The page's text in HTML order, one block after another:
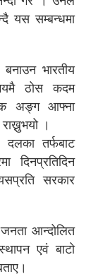
यस सम्बन्धमा
बनाउन भारतीय
ठोस कदम
अङ्ग आफ्ना
।
तर्फबाट
दिनप्रतिदिन
सरकार
आन्दोलित
एवं बाटो